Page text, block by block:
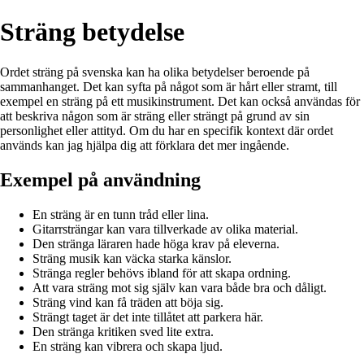
Sträng betydelse
Ordet sträng på svenska kan ha olika betydelser beroende på
sammanhanget. Det kan syfta på något som är hårt eller stramt, till
exempel en sträng på ett musikinstrument. Det kan också användas för
att beskriva någon som är sträng eller strängt på grund av sin
personlighet eller attityd. Om du har en specifik kontext där ordet
används kan jag hjälpa dig att förklara det mer ingående.
Exempel på användning
En sträng är en tunn tråd eller lina.
Gitarrsträngar kan vara tillverkade av olika material.
Den stränga läraren hade höga krav på eleverna.
Sträng musik kan väcka starka känslor.
Stränga regler behövs ibland för att skapa ordning.
Att vara sträng mot sig själv kan vara både bra och dåligt.
Sträng vind kan få träden att böja sig.
Strängt taget är det inte tillåtet att parkera här.
Den stränga kritiken sved lite extra.
En sträng kan vibrera och skapa ljud.